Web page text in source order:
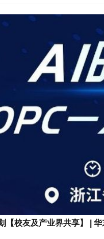
代工程管理学科发展、MEM
【校友及产业界共享】 |